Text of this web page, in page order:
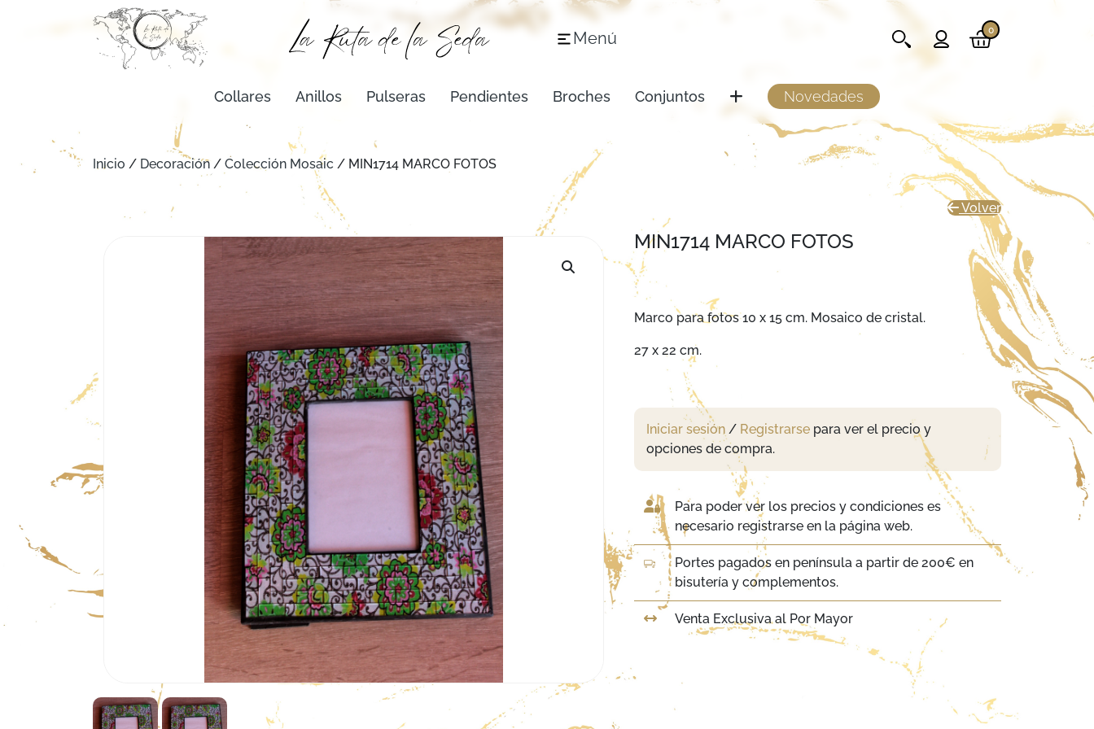
Menú 0
Collares Anillos Pulseras Pendientes Broches Conjuntos Novedades
Inicio / Decoración / Colección Mosaic / MIN1714 MARCO FOTOS
Volver
MIN1714 MARCO FOTOS
Marco para fotos 10 x 15 cm. Mosaico de cristal.
27 x 22 cm.
Iniciar sesión / Registrarse para ver el precio y
opciones de compra.
Para poder ver los precios y condiciones es
necesario registrarse en la página web.
Portes pagados en península a partir de 200€ en
bisutería y complementos.
Venta Exclusiva al Por Mayor